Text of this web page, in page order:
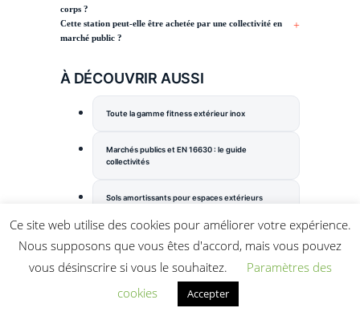
corps ?
Cette station peut-elle être achetée par une collectivité en
marché public ?
À DÉCOUVRIR AUSSI
Toute la gamme fitness extérieur inox
Marchés publics et EN 16630 : le guide
collectivités
Sols amortissants pour espaces extérieurs
Cages et agrès de street workout outdoor
Machines outdoor à charge réglable
Équipement sportif extérieur pour mairies et
Ce site web utilise des cookies pour améliorer votre expérience.
Nous supposons que vous êtes d'accord, mais vous pouvez
vous désinscrire si vous le souhaitez.
Paramètres des
cookies
Accepter